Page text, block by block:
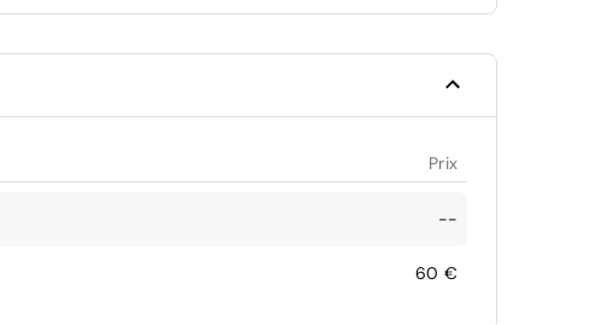
Prix
--
60 €